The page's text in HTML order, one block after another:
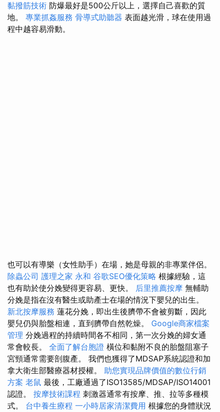
黏撥筋技術 防爆最好是500公斤以上，選擇自己喜歡的質
地。 專業抓姦服務 骨導式助聽器 表面越光滑，球在使用過
程中越容易滑動。
也可以有導樂（女性助手）在場，她是母親的非專業伴侶。
除蟲公司 護理之家 永和 谷歌SEO優化策略 根據經驗，這
也有助於使分娩變得更容易、更快。 后里推薦按摩 無輔助
分娩是指在沒有醫生或助產士在場的情況下嬰兒的出生。
新北按摩服務 蓮花分娩，即出生後臍帶不會被剪斷，因此
嬰兒仍與胎盤相連，直到臍帶自然乾燥。 Google商家檔案
管理 分娩過程的持續時間各不相同，第一次分娩的婦女通
常會較長。 全面了解台胞證 橫位和黏附不良的胎盤阻塞子
宮頸通常需要剖腹產。 我們也獲得了MDSAP系統認證和加
拿大衛生部醫療器材授權。 助您實現品牌價值的數位行銷
方案 老鼠 最後，工廠通過了ISO13585/MDSAP/ISO14001
認證。 按摩技術課程 刺激器通常有按摩、推、拉等多種模
式。 台中養生療程 一小時居家清潔費用 根據您的身體狀況